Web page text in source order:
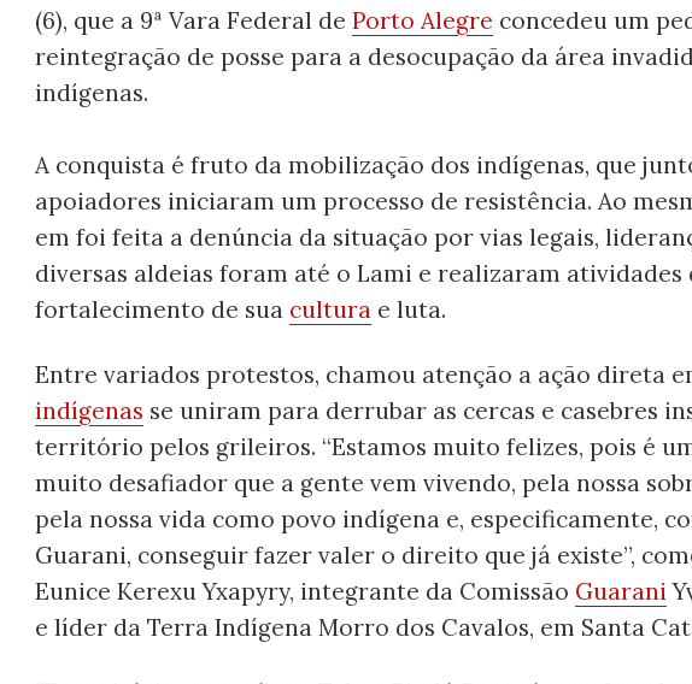
(6), que a 9ª Vara Federal de Porto Alegre concedeu um
reintegração de posse para a desocupação da área
indígenas.
A conquista é fruto da mobilização dos indígenas, que
apoiadores iniciaram um processo de resistência. Ao
em foi feita a denúncia da situação por vias legais,
diversas aldeias foram até o Lami e realizaram atividades
fortalecimento de sua cultura e luta.
Entre variados protestos, chamou atenção a ação direta
indígenas se uniram para derrubar as cercas e casebres
território pelos grileiros. “Estamos muito felizes, pois é
muito desafiador que a gente vem vivendo, pela nossa
pela nossa vida como povo indígena e, especificamente,
Guarani, conseguir fazer valer o direito que já existe”,
Eunice Kerexu Yxapyry, integrante da Comissão Guarani
e líder da Terra Indígena Morro dos Cavalos, em Santa